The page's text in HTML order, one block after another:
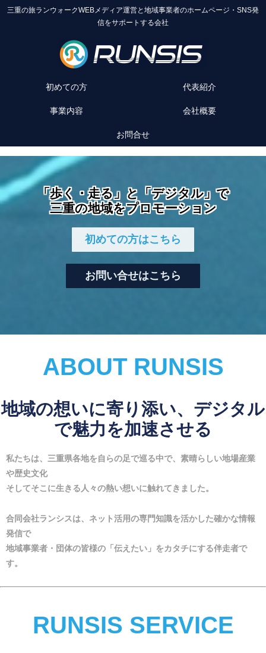
三重の旅ランウォークWEBメディア運営と地域事業者のホームページ・SNS発
信をサポートする会社
初めての方 代表紹介
事業内容 会社概要
お問合せ
「歩く・走る」と「デジタル」で
三重の地域をプロモーション
初めての方はこちら
お問い合せはこちら
ABOUT RUNSIS
地域の想いに寄り添い、デジタル
で魅力を加速させる
私たちは、三重県各地を自らの足で巡る中で、素晴らしい地場産業
や歴史文化
そしてそこに生きる人々の熱い想いに触れてきました。
合同会社ランシスは、ネット活用の専門知識を活かした確かな情報
発信で
地域事業者・団体の皆様の「伝えたい」をカタチにする伴走者で
す。
RUNSIS SERVICE